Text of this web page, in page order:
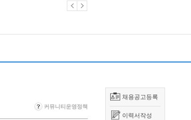
채용공고등록
이력서작성
커뮤니티운영정책